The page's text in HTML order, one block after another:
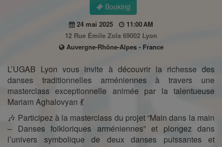
Booking
24 mai 2025
11:00 AM
12 Rue Émile Zola 69002 Lyon
Auvergne-Rhône-Alpes - France
L’UGAB Lyon vous invite à découvrir la richesse des
danses traditionnelles arméniennes à travers une
masterclass exceptionnelle animée par la talentueuse
Mariam Aghalovyan 💃
🎶 Participez à la masterclass du projet “Main dans la main
– Danses folkloriques arméniennes” et plongez dans
l’univers symbolique de deux danses puissantes et